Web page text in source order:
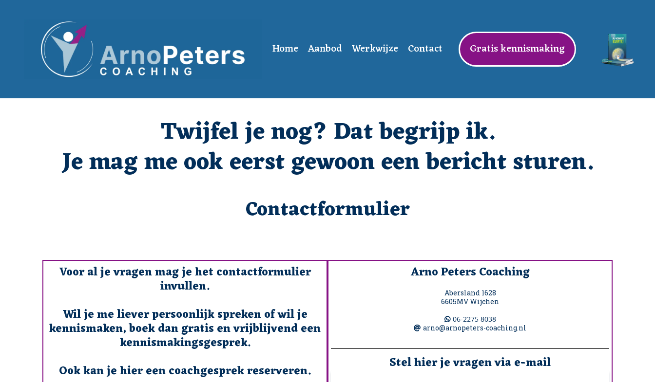
Home Aanbod Werkwijze Contact Gratis kennismaking
Twijfel je nog? Dat begrijp ik.
Je mag me ook eerst gewoon een bericht sturen.
Contactformulier
Voor al je vragen mag je het contactformulier
invullen.
Wil je me liever persoonlijk spreken of wil je
kennismaken, boek dan gratis en vrijblijvend een
kennismakingsgesprek.
Ook kan je hier een coachgesprek reserveren.
Arno Peters Coaching
Abersland 1628
6605MV Wijchen
06-2275 8038
arno@arnopeters-coaching.nl
Stel hier je vragen via e-mail